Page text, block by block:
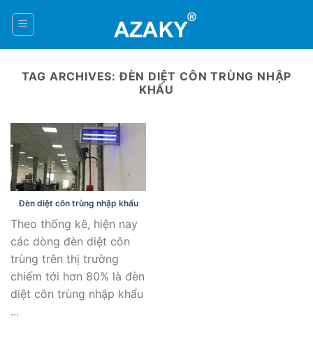
TAG ARCHIVES:ĐÈN DIỆT CÔN TRÙNG NHẬP
KHẨU
Đèn diệt côn trùng nhập khẩu
Theo thống kê, hiện nay
các dòng đèn diệt côn
trùng trên thị trường
chiếm tới hơn 80% là đèn
diệt côn trùng nhập khẩu
...